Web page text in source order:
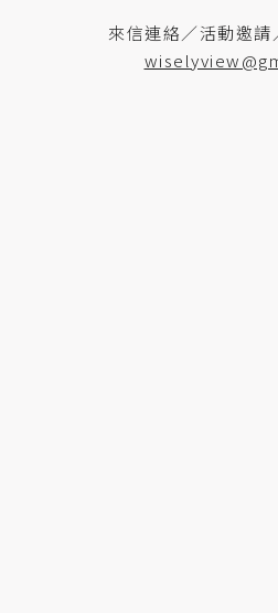
來信連絡／活動邀請